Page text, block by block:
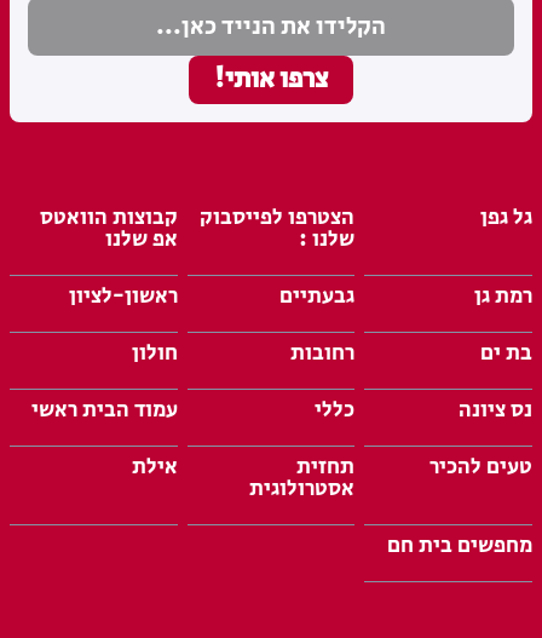
גל גפן הצטרפו לפייסבוק
שלנו :
קבוצות הוואטס
אפ שלנו
רמת גן
גבעתיים
ראשון-לציון
בת ים
רחובות
חולון
נס ציונה
כללי
עמוד הבית ראשי
טעים להכיר
תחזית
אסטרולוגית
אילת
מחפשים בית חם